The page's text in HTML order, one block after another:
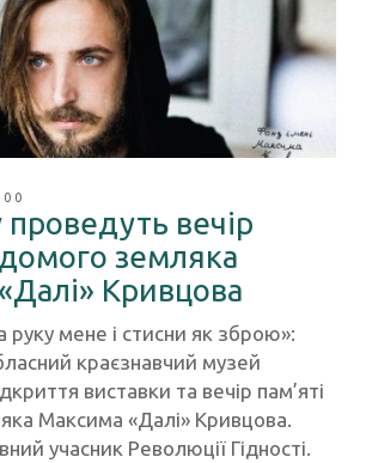
проведуть вечір
земляка
Кривцова
руку мене і стисни як зброю»:
краєзнавчий музей
виставки та вечір пам’яті
Максима «Далі» Кривцова.
учасник Революції Гідності.